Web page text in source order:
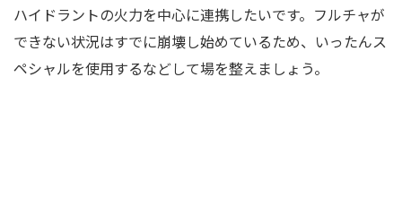
ハイドラントの火力を中心に連携したいです。フルチャが
できない状況はすでに崩壊し始めているため、いったんス
ペシャルを使用するなどして場を整えましょう。